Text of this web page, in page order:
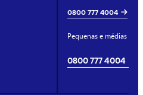
0800 777 4004
Pequenas e médias
0800 777 4004